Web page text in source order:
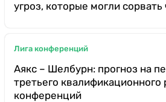
угроз, которые могли
Лига конференций
Аякс – Шелбурн: прогноз на
третьего квалификационного
конференций